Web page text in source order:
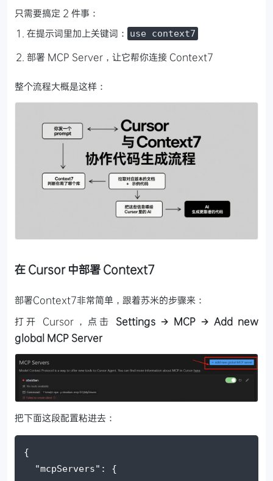
只需要搞定 2 件事：
在提示词里加上关键词：
use context7
部署 MCP Server，让它帮你连接 Context7
整个流程大概是这样：
在 Cursor 中部署 Context7
部署Context7非常简单，跟着苏米的步骤来：
打开 Cursor，点击 Settings → MCP → Add new
global MCP Server
把下面这段配置粘进去：
{
  "mcpServers": {